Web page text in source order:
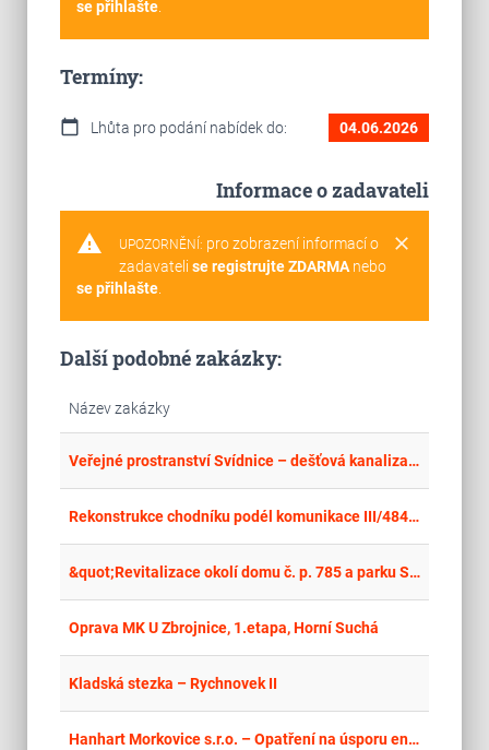
se přihlašte.
Termíny:
calendar_today Lhůta pro podání nabídek do: 04.06.2026
Informace o zadavateli
warning clear
UPOZORNĚNÍ: pro zobrazení informací o
zadavateli se registrujte ZDARMAnebo
se přihlašte.
Další podobné zakázky:
Název zakázky
Veřejné prostranství Svídnice – dešťová kanalizace
Rekonstrukce chodníku podél komunikace III/48411
&quot;Revitalizace okolí domu č. p. 785 a parku Smíření II v Hostinném“ – stavba a vegetační úpravy
Oprava MK U Zbrojnice, 1.etapa, Horní Suchá
Kladská stezka – Rychnovek II
Hanhart Morkovice s.r.o. – Opatření na úsporu energií